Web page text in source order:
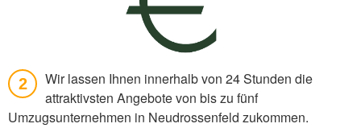
2
Wir lassen Ihnen innerhalb von 24 Stunden die
attraktivsten Angebote von bis zu fünf
Umzugsunternehmen in Neudrossenfeld zukommen.